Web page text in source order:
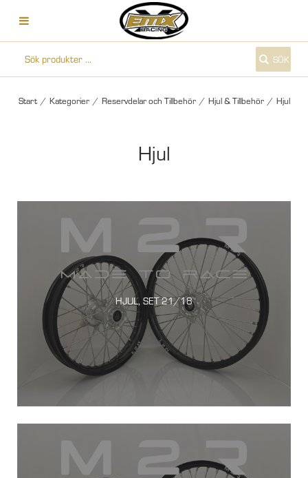
SÖK
Start / Kategorier / Reservdelar och Tillbehör / Hjul & Tillbehör / Hjul
Hjul
HJUL, SET 21/18